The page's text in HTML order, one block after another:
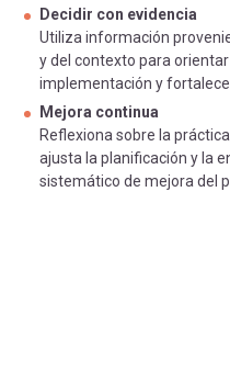
Decidir con evidencia
Utiliza información
y del contexto para
implementación y
Mejora continua
Reflexiona sobre la
ajusta la planificación y la
sistemático de mejora del